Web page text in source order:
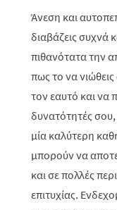
Άνεση και
διαβάζεις συχνά
πιθανότατα την
πως το να
τον εαυτό και να
δυνατότητές σου,
μία καλύτερη
μπορούν να
και σε πολλές
επιτυχίας.